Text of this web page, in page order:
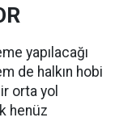
yapılacağı
de halkın hobi
orta yol
henüz